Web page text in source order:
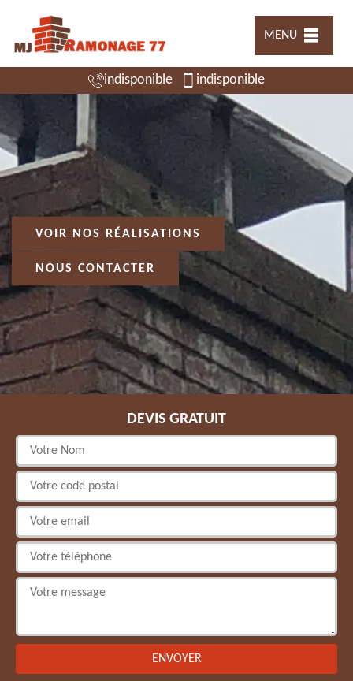
MENU
indisponible indisponible
VOIR NOS RÉALISATIONS
NOUS CONTACTER
DEVIS GRATUIT